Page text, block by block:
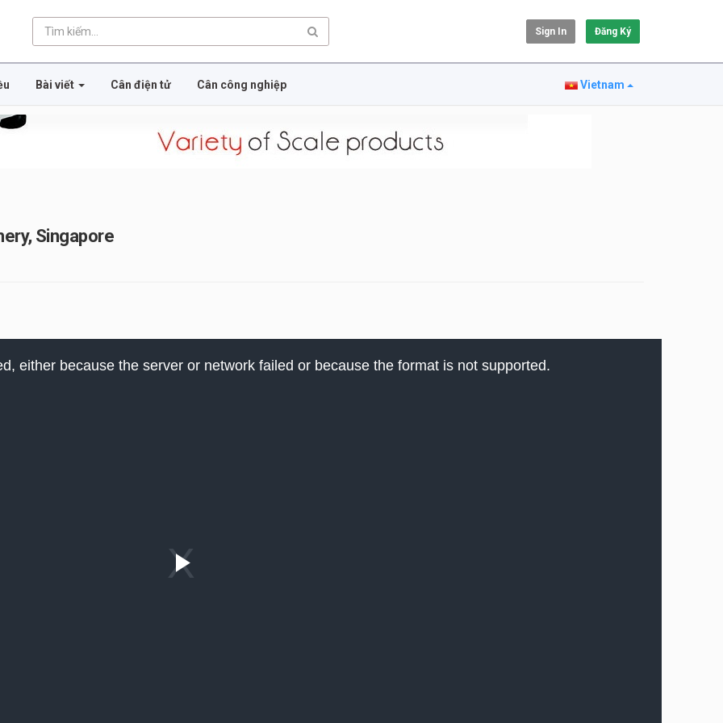
Sign In Đăng Ký
Bài viết Cân điện tử Cân công nghiệp Vietnam
Singapore
either because the server or network failed or because the format is not supported.